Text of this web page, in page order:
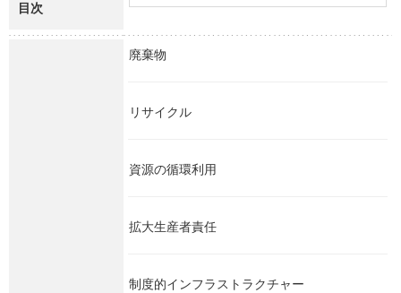
目次
廃棄物
リサイクル
資源の循環利用
拡大生産者責任
制度的インフラストラクチャー